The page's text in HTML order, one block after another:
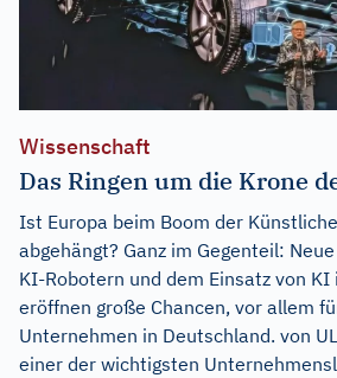
Wissenschaft
Das Ringen um die Krone
Ist Europa beim Boom der
abgehängt? Ganz im Gegenteil:
KI-Robotern und dem Einsatz von
eröffnen große Chancen, vor allem
Unternehmen in Deutschland. von
einer der wichtigsten